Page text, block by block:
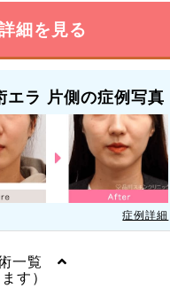
細を見る
エラ 片側の症例写真
症例詳細
一覧
す）